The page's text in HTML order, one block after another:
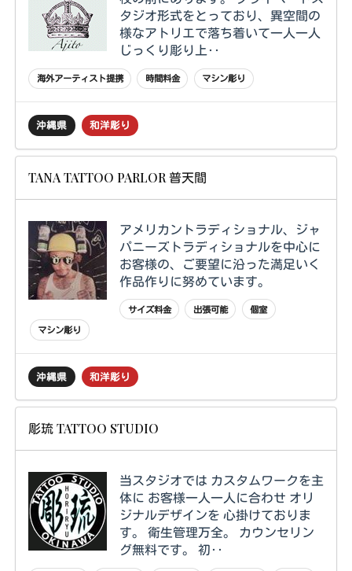
タジオ形式をとっており、異空間の
様なアトリエで落ち着いて一人一人
じっくり彫り上‥
海外アーティスト提携 時間料金 マシン彫り
沖縄県 和洋彫り
TANA TATTOO PARLOR 普天間
アメリカントラディショナル、ジャ
パニーズトラディショナルを中心に
お客様の、ご要望に沿った満足いく
作品作りに努めています。
サイズ料金 出張可能
個室
マシン彫り
沖縄県 和洋彫り
彫琉 TATTOO STUDIO
当スタジオでは カスタムワークを主
体に お客様一人一人に合わせ オリ
ジナルデザインを 心掛けておりま
す。 衛生管理万全。 カウンセリン
グ無料です。 初‥